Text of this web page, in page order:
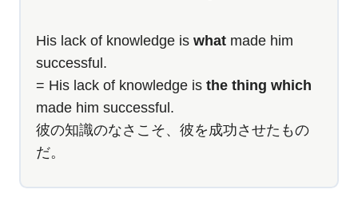
His lack of knowledge is what made him
successful.
= His lack of knowledge is the thing which
made him successful.
彼の知識のなさこそ、彼を成功させたもの
だ。